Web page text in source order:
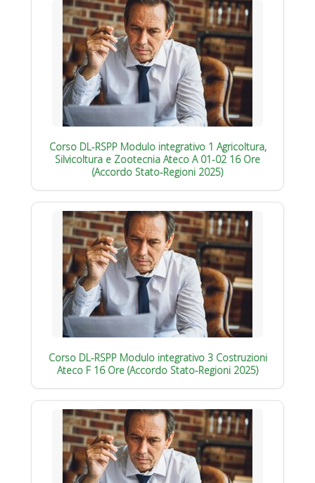
Corso DL-RSPP Modulo integrativo 1 Agricoltura,
Silvicoltura e Zootecnia Ateco A 01-02 16 Ore
(Accordo Stato-Regioni 2025)
Corso DL-RSPP Modulo integrativo 3 Costruzioni
Ateco F 16 Ore (Accordo Stato-Regioni 2025)